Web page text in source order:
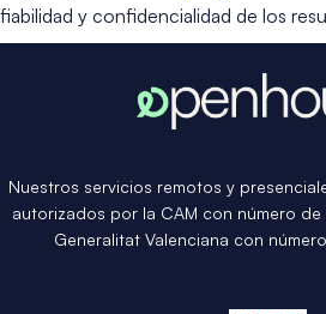
fiabilidad y confidencialidad de los
Nuestros servicios remotos y
autorizados por la CAM con número
Generalitat Valenciana con